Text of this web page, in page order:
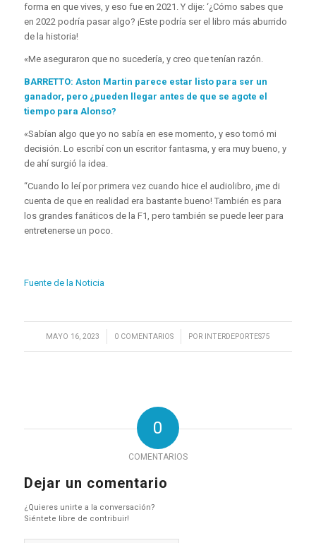
forma en que vives, y eso fue en 2021. Y dije: ‘¿Cómo sabes que
en 2022 podría pasar algo? ¡Este podría ser el libro más aburrido
de la historia!
«Me aseguraron que no sucedería, y creo que tenían razón.
BARRETTO: Aston Martin parece estar listo para ser un
ganador, pero ¿pueden llegar antes de que se agote el
tiempo para Alonso?
«Sabían algo que yo no sabía en ese momento, y eso tomó mi
decisión. Lo escribí con un escritor fantasma, y ​​era muy bueno, y
de ahí surgió la idea.
“Cuando lo leí por primera vez cuando hice el audiolibro, ¡me di
cuenta de que en realidad era bastante bueno! También es para
los grandes fanáticos de la F1, pero también se puede leer para
entretenerse un poco.
Fuente de la Noticia
MAYO 16, 2023
/ 0 COMENTARIOS
/ POR INTERDEPORTES75
0
COMENTARIOS
Dejar un comentario
¿Quieres unirte a la conversación?
Siéntete libre de contribuir!